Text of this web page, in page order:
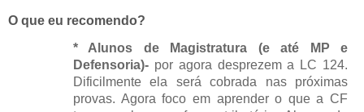
O que eu recomendo?
* Alunos de Magistratura (e até MP e
Defensoria)- por agora desprezem a LC 124.
Dificilmente ela será cobrada nas próximas
provas. Agora foco em aprender o que a CF